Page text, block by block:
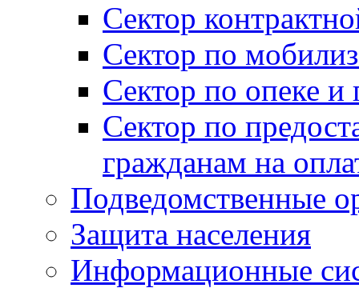
Сектор
Сектор по
Сектор по опеке и
Сектор по
гражданам на
Подведомственные
Защита населения
Информационные